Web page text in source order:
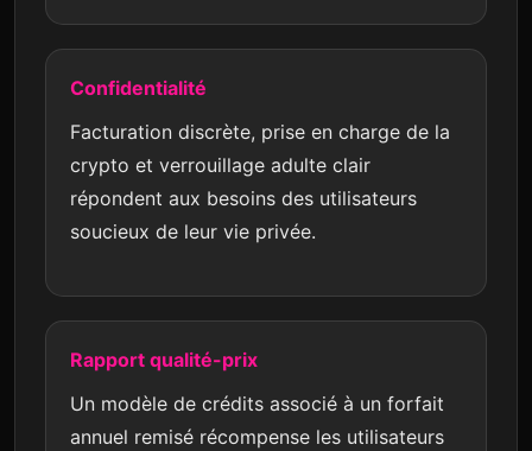
Confidentialité
Facturation discrète, prise en charge de la
crypto et verrouillage adulte clair
répondent aux besoins des utilisateurs
soucieux de leur vie privée.
Rapport qualité-prix
Un modèle de crédits associé à un forfait
annuel remisé récompense les utilisateurs